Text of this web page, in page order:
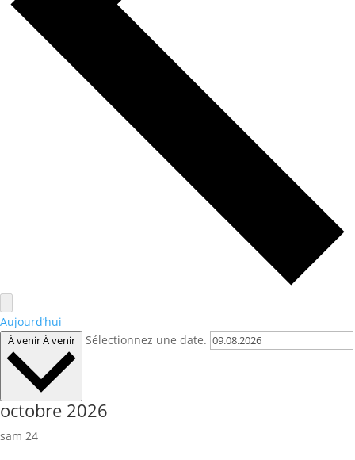
Aujourd’hui
À venirÀ venir Sélectionnez une date.
octobre 2026
sam 24